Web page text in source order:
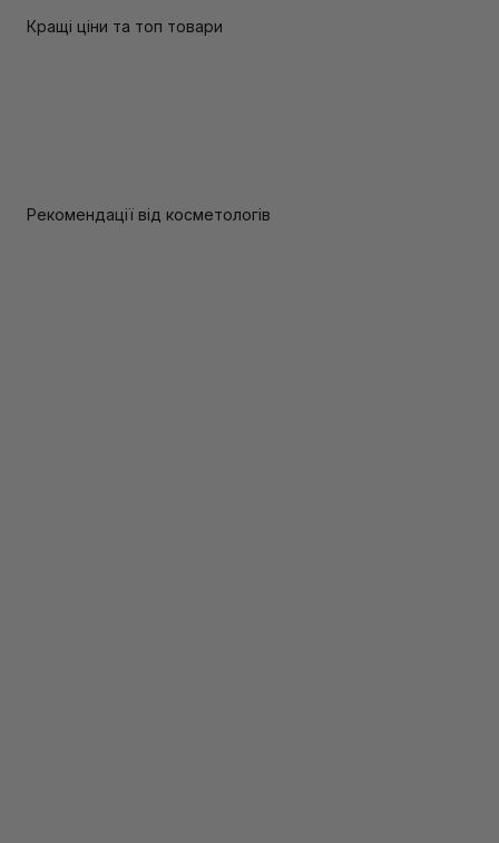
Кращі ціни та топ товари
Рекомендації від косметологів